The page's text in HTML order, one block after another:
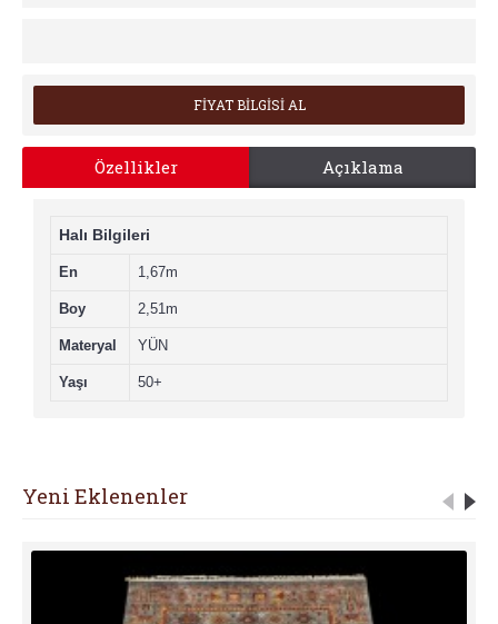
FİYAT BİLGİSİ AL
Özellikler Açıklama
Halı Bilgileri
En 1,67m
Boy 2,51m
Materyal YÜN
Yaşı 50+
Yeni Eklenenler